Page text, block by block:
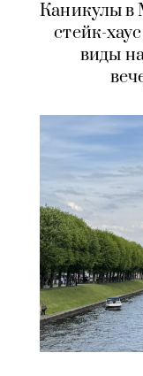
Каникулы в
стейк-
виды